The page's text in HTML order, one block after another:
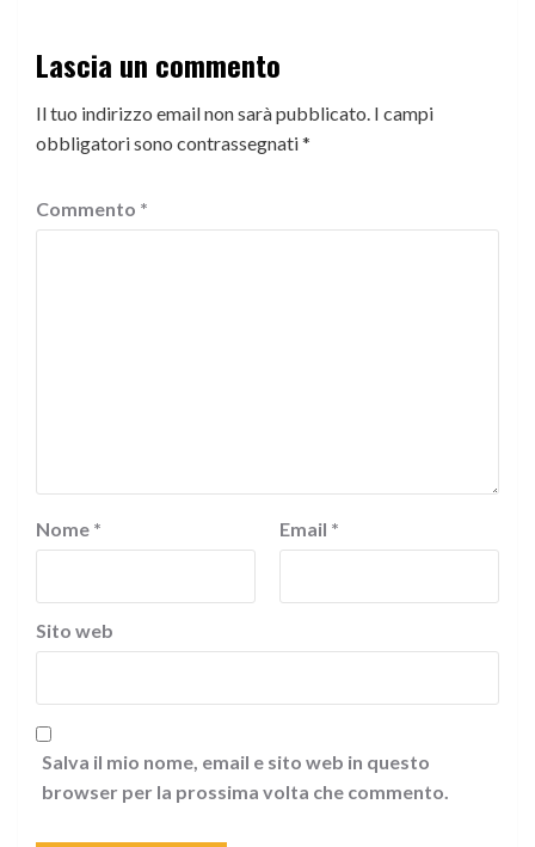
Lascia un commento
Il tuo indirizzo email non sarà pubblicato. I campi
obbligatori sono contrassegnati*
Commento *
Nome * Email *
Sito web
Salva il mio nome, email e sito web in questo
browser per la prossima volta che commento.